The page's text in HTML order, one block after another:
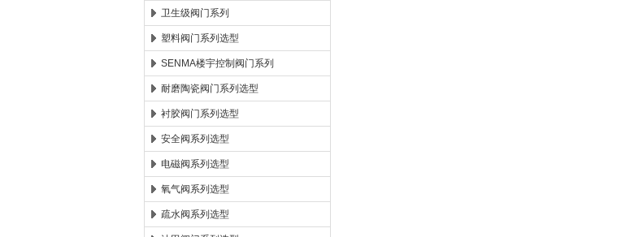
卫生级阀门系列
塑料阀门系列选型
SENMA楼宇控制阀门系列
耐磨陶瓷阀门系列选型
衬胶阀门系列选型
安全阀系列选型
电磁阀系列选型
氧气阀系列选型
疏水阀系列选型